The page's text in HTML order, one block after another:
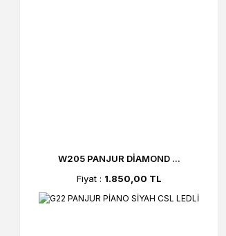
W205 PANJUR DİAMOND ...
Fiyat : 1.850,00 TL